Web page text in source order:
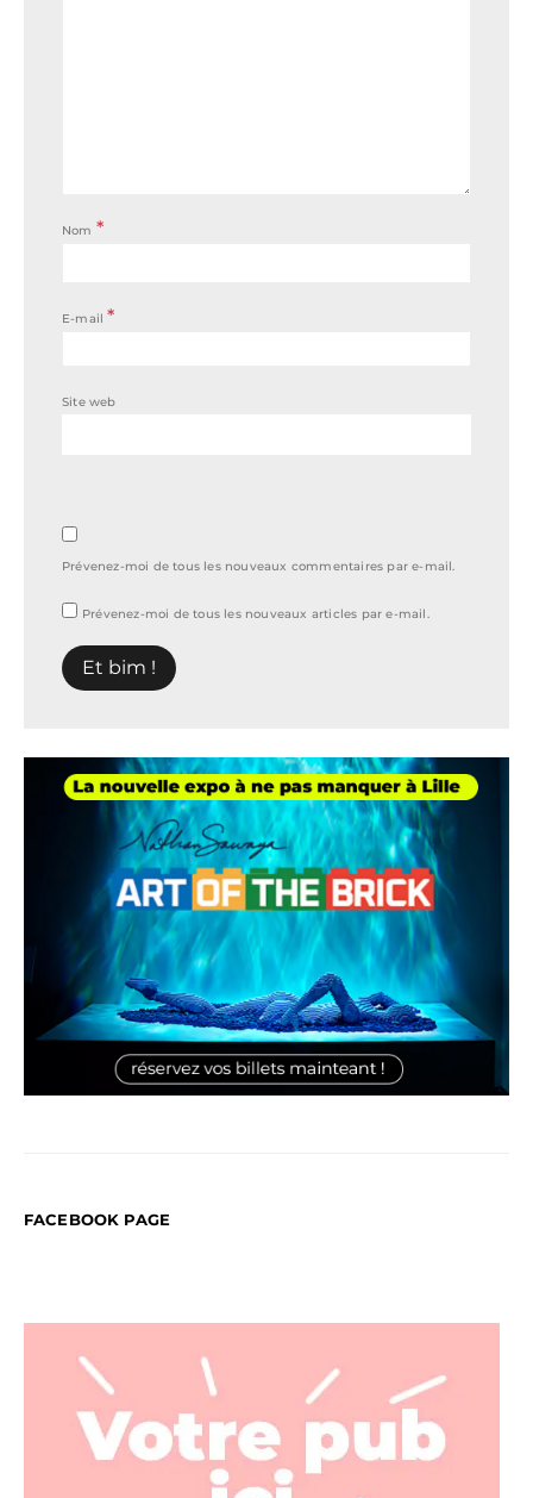
Nom *
E-mail*
Site web
Prévenez-moi de tous les nouveaux commentaires par e-mail.
Prévenez-moi de tous les nouveaux articles par e-mail.
FACEBOOK PAGE